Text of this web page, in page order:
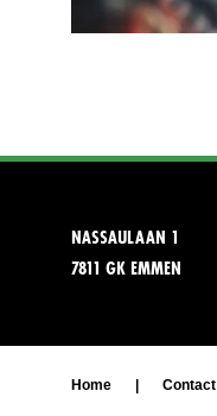
NASSAULAAN 1
7811 GK EMMEN
Home Contact